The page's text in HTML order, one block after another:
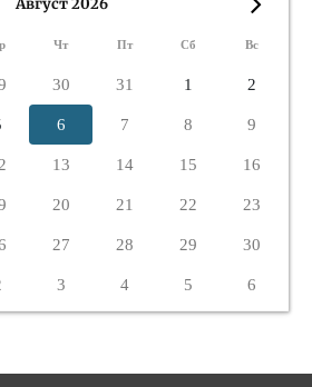
Август 2026
Чт Пт Сб Вс
30 31 1 2
6 7 8 9
13 14 15 16
20 21 22 23
27 28 29 30
3 4 5 6